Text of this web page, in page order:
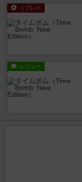
リプレイ
レビュー